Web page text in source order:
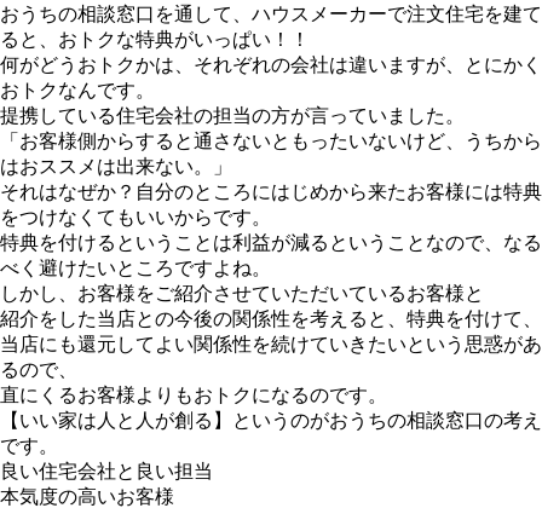
おうちの相談窓口を通して、ハウスメーカーで注文住宅を建て
ると、おトクな特典がいっぱい！！
何がどうおトクかは、それぞれの会社は違いますが、とにかく
おトクなんです。
提携している住宅会社の担当の方が言っていました。
「お客様側からすると通さないともったいないけど、うちから
はおススメは出来ない。」
それはなぜか？自分のところにはじめから来たお客様には特典
をつけなくてもいいからです。
特典を付けるということは利益が減るということなので、なる
べく避けたいところですよね。
しかし、お客様をご紹介させていただいているお客様と
紹介をした当店との今後の関係性を考えると、特典を付けて、
当店にも還元してよい関係性を続けていきたいという思惑があ
るので、
直にくるお客様よりもおトクになるのです。
【いい家は人と人が創る】というのがおうちの相談窓口の考え
です。
良い住宅会社と良い担当
本気度の高いお客様